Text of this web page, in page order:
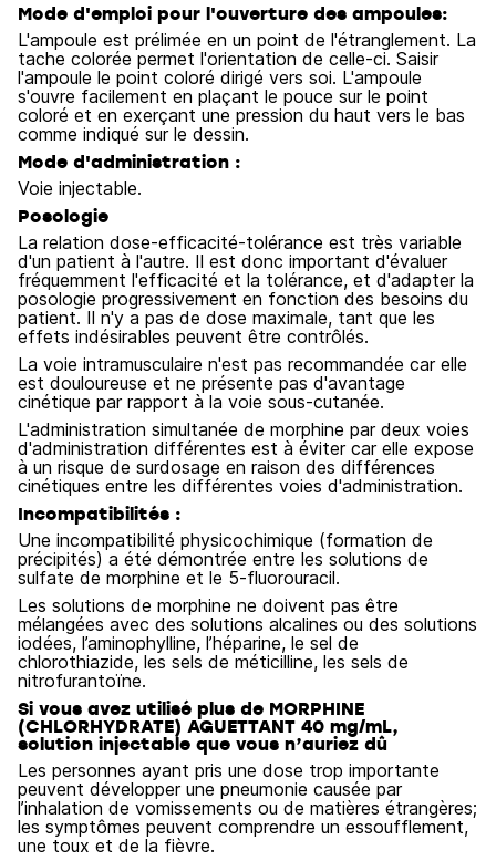
Mode d'emploi pour l'ouverture des ampoules:
L'ampoule est prélimée en un point de l'étranglement. La
tache colorée permet l'orientation de celle-ci. Saisir
l'ampoule le point coloré dirigé vers soi. L'ampoule
s'ouvre facilement en plaçant le pouce sur le point
coloré et en exerçant une pression du haut vers le bas
comme indiqué sur le dessin.
Mode d'administration :
Voie injectable.
Posologie
La relation dose-efficacité-tolérance est très variable
d'un patient à l'autre. Il est donc important d'évaluer
fréquemment l'efficacité et la tolérance, et d'adapter la
posologie progressivement en fonction des besoins du
patient. Il n'y a pas de dose maximale, tant que les
effets indésirables peuvent être contrôlés.
La voie intramusculaire n'est pas recommandée car elle
est douloureuse et ne présente pas d'avantage
cinétique par rapport à la voie sous-cutanée.
L'administration simultanée de morphine par deux voies
d'administration différentes est à éviter car elle expose
à un risque de surdosage en raison des différences
cinétiques entre les différentes voies d'administration.
Incompatibilités :
Une incompatibilité physicochimique (formation de
précipités) a été démontrée entre les solutions de
sulfate de morphine et le 5-fluorouracil.
Les solutions de morphine ne doivent pas être
mélangées avec des solutions alcalines ou des solutions
iodées, l’aminophylline, l’héparine, le sel de
chlorothiazide, les sels de méticilline, les sels de
nitrofurantoïne.
Si vous avez utilisé plus de MORPHINE
(CHLORHYDRATE) AGUETTANT 40 mg/mL,
solution injectable que vous n’auriez dû
Les personnes ayant pris une dose trop importante
peuvent développer une pneumonie causée par
l’inhalation de vomissements ou de matières étrangères;
les symptômes peuvent comprendre un essoufflement,
une toux et de la fièvre.